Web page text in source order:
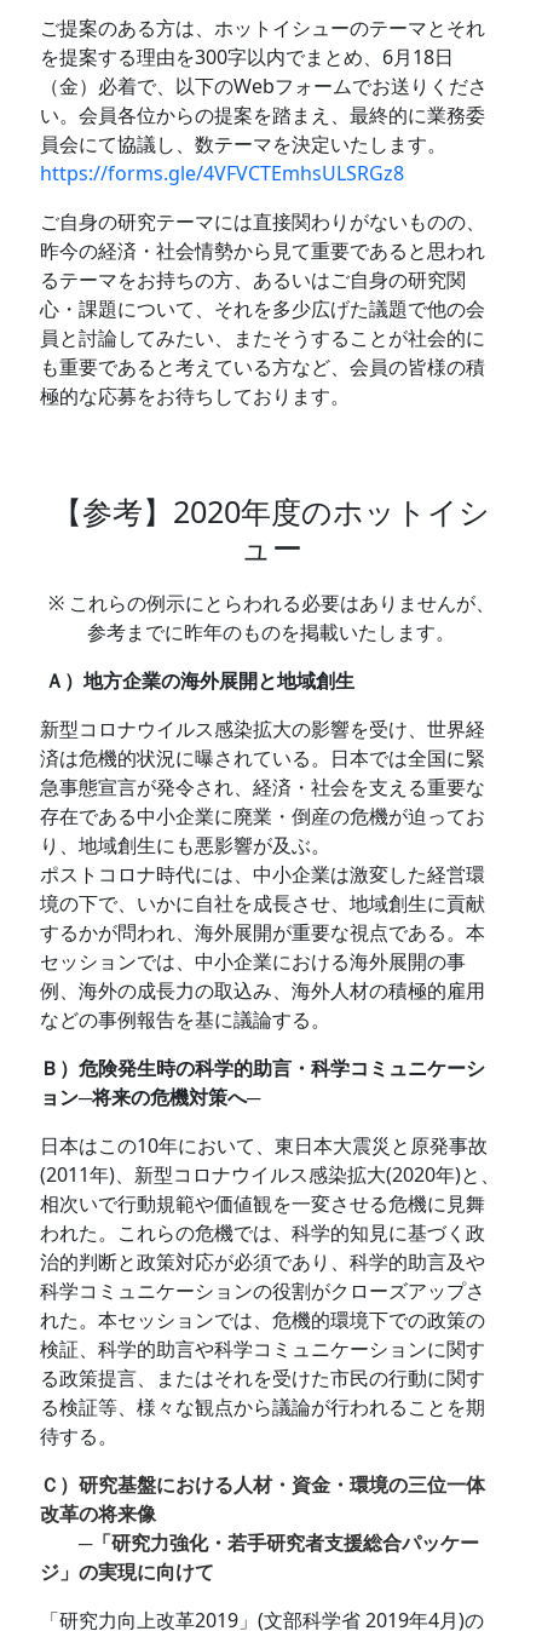
ご提案のある方は、ホットイシューのテーマとそれ
を提案する理由を300字以内でまとめ、6月18日
（金）必着で、以下のWebフォームでお送りくださ
い。会員各位からの提案を踏まえ、最終的に業務委
員会にて協議し、数テーマを決定いたします。
https://forms.gle/4VFVCTEmhsULSRGz8
ご自身の研究テーマには直接関わりがないものの、
昨今の経済・社会情勢から見て重要であると思われ
るテーマをお持ちの方、あるいはご自身の研究関
心・課題について、それを多少広げた議題で他の会
員と討論してみたい、またそうすることが社会的に
も重要であると考えている方など、会員の皆様の積
極的な応募をお待ちしております。
【参考】2020年度のホットイシ
ュー
※ これらの例示にとらわれる必要はありませんが、
参考までに昨年のものを掲載いたします。
Ａ）地方企業の海外展開と地域創生
新型コロナウイルス感染拡大の影響を受け、世界経
済は危機的状況に曝されている。日本では全国に緊
急事態宣言が発令され、経済・社会を支える重要な
存在である中小企業に廃業・倒産の危機が迫ってお
り、地域創生にも悪影響が及ぶ。
ポストコロナ時代には、中小企業は激変した経営環
境の下で、いかに自社を成長させ、地域創生に貢献
するかが問われ、海外展開が重要な視点である。本
セッションでは、中小企業における海外展開の事
例、海外の成長力の取込み、海外人材の積極的雇用
などの事例報告を基に議論する。
Ｂ）危険発生時の科学的助言・科学コミュニケーシ
ョン─将来の危機対策へ─
日本はこの10年において、東日本大震災と原発事故
(2011年)、新型コロナウイルス感染拡大(2020年)と、
相次いで行動規範や価値観を一変させる危機に見舞
われた。これらの危機では、科学的知見に基づく政
治的判断と政策対応が必須であり、科学的助言及や
科学コミュニケーションの役割がクローズアップさ
れた。本セッションでは、危機的環境下での政策の
検証、科学的助言や科学コミュニケーションに関す
る政策提言、またはそれを受けた市民の行動に関す
る検証等、様々な観点から議論が行われることを期
待する。
Ｃ）研究基盤における人材・資金・環境の三位一体
改革の将来像
─「研究力強化・若手研究者支援総合パッケー
ジ」の実現に向けて
「研究力向上改革2019」(文部科学省 2019年4月)の